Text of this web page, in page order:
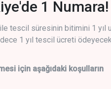
1 Numara!
tescil süresinin bitimini 1 yıl
1 yıl tescil ücreti
için aşağıdaki koşulların